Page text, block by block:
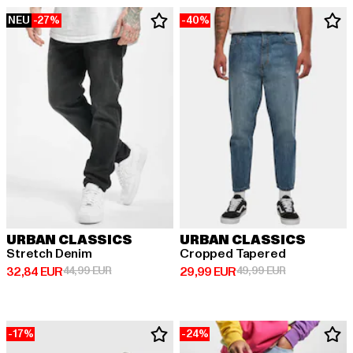
NEU -27%
URBAN CLASSICS
Stretch Denim
32,84 EUR
Derzeitiger Preis: 32,84 EUR
44,99 EURAktionspreis: 44,99 EUR
-40%
URBAN CLASSICS
Cropped Tapered
29,99 EUR
Derzeitiger Preis: 29,99 EUR
49,99 EURAktionspreis:
-17% -24%